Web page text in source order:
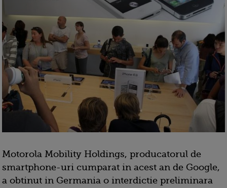
Motorola Mobility Holdings, producatorul de
smartphone-uri cumparat in acest an de Google,
a obtinut in Germania o interdictie preliminara